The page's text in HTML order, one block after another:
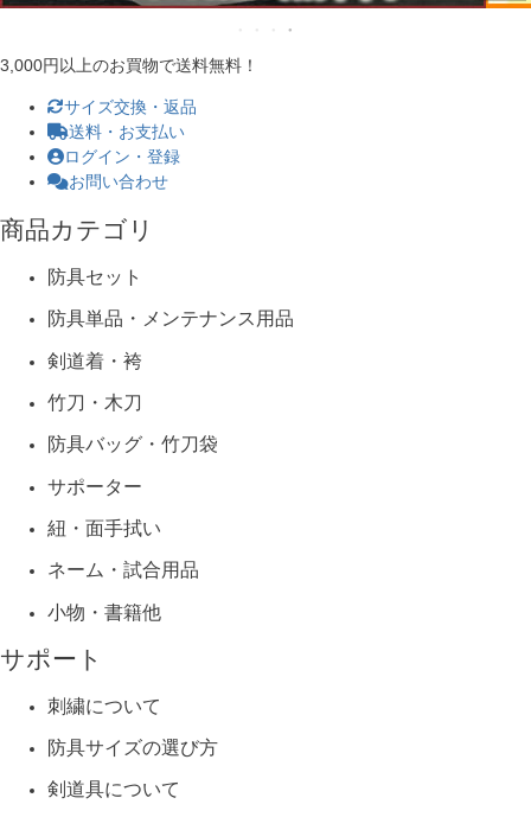
3,000円以上のお買物で送料無料！
サイズ交換・返品
送料・お支払い
ログイン・登録
お問い合わせ
商品カテゴリ
防具セット
防具単品・メンテナンス用品
剣道着・袴
竹刀・木刀
防具バッグ・竹刀袋
サポーター
紐・面手拭い
ネーム・試合用品
小物・書籍他
サポート
刺繍について
防具サイズの選び方
剣道具について